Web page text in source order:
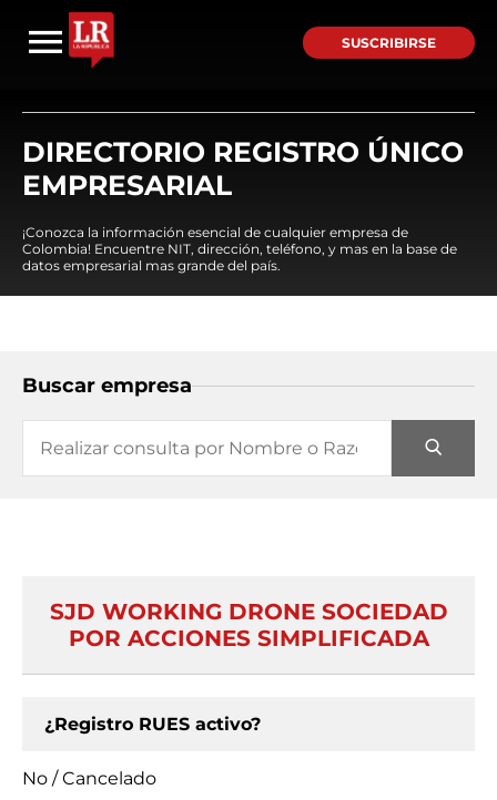
SUSCRIBIRSE
DIRECTORIO REGISTRO ÚNICO
EMPRESARIAL
¡Conozca la información esencial de cualquier empresa de
Colombia! Encuentre NIT, dirección, teléfono, y mas en la base de
datos empresarial mas grande del país.
Buscar empresa
SJD WORKING DRONE SOCIEDAD
POR ACCIONES SIMPLIFICADA
¿Registro RUES activo?
No / Cancelado